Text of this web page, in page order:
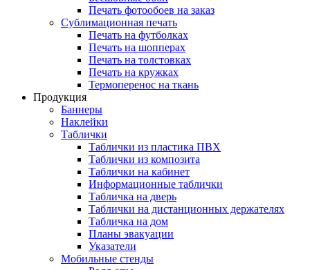
Печать фотообоев на заказ
Сублимационная печать
Печать на футболках
Печать на шопперах
Печать на толстовках
Печать на кружках
Термоперенос на ткань
Продукция
Баннеры
Наклейки
Таблички
Таблички из пластика ПВХ
Таблички из композита
Таблички на кабинет
Информационные таблички
Табличка на дверь
Таблички на дистанционных держателях
Табличка на дом
Планы эвакуации
Указатели
Мобильные стенды